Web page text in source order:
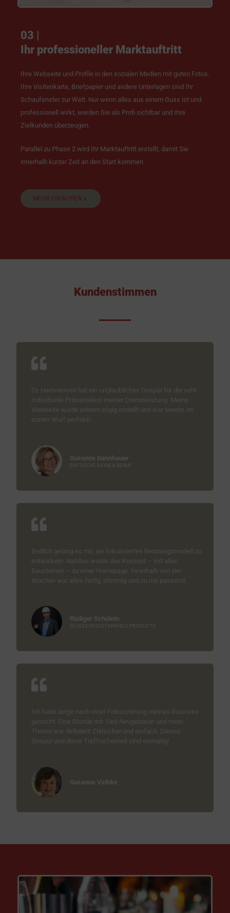
03 |
Ihr professioneller Marktauftritt
Ihre Webseite und Profile in den sozialen Medien mit guten Fotos.
Ihre Visitenkarte, Briefpapier und andere Unterlagen sind Ihr
Schaufenster zur Welt. Nur wenn alles aus einem Guss ist und
professionell wirkt, werden Sie als Profi sichtbar und Ihre
Zielkunden überzeugen.
Parallel zu Phase 2 wird Ihr Marktauftritt erstellt, damit Sie
innerhalb kurzer Zeit an den Start kommen.
MEHR ERFAHREN
Kundenstimmen
Dr. Hammersen hat ein unglaubliches Gespür für die sehr
individuelle Präsentation meiner Dienstleistung. Meine
Webseite wurde extrem zügig erstellt und war bereits im
ersten Wurf perfekt!
Susanne Dannhauer
ENTDECKE DEINEN BERUF
Endlich gelang es mir, ein fokussiertes Beratungsmodell zu
entwickeln. Nahtlos wurde das Konzept – mit allen
Bausteinen – zu einer Homepage. Innerhalb von vier
Wochen war alles fertig, stimmig und zu mir passend.
Rüdiger Schülein
SCHÜLEIN SUSTAINABLE PRODUCTS
Ich habe lange nach einer Fokussierung meines Business
gesucht. Eine Stunde mit Yani Neugebauer und mein
Thema war definiert! Zielsicher und einfach. Dieses
Gespür und diese Treffsicherheit sind einmalig!
Susanne Vathke